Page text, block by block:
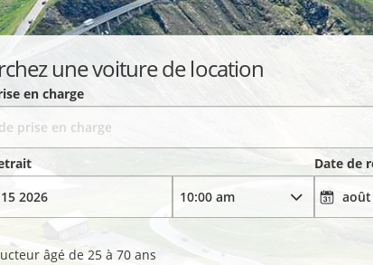
une voiture de location
en charge
Date de
âgé de 25 à 70 ans